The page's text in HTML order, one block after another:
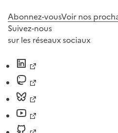
Abonnez-vousVoir nos
Suivez-nous
sur les réseaux sociaux